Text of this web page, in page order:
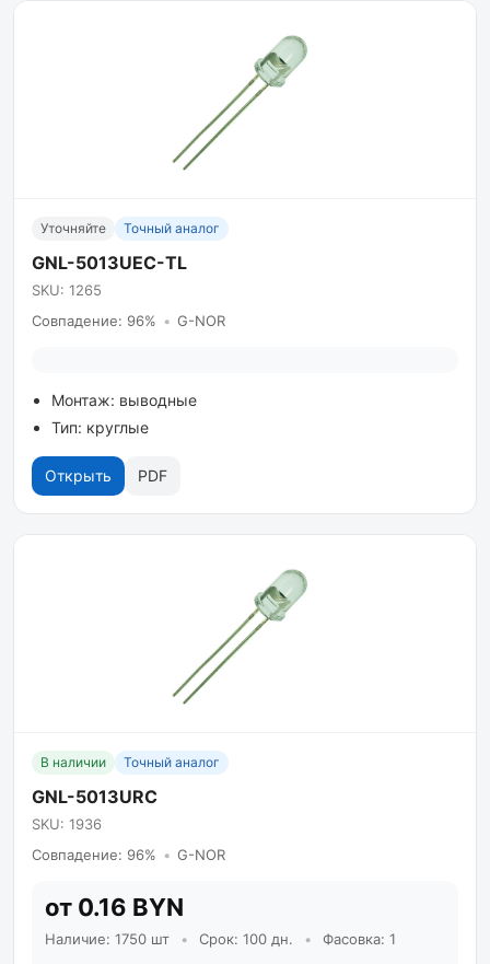
Уточняйте Точный аналог
GNL-5013UEC-TL
SKU: 1265
Совпадение: 96% • G-NOR
Монтаж: выводные
Тип: круглые
Открыть PDF
В наличии Точный аналог
GNL-5013URC
SKU: 1936
Совпадение: 96% • G-NOR
от 0.16 BYN
Наличие: 1750 шт • Срок: 100 дн. •
Фасовка: 1